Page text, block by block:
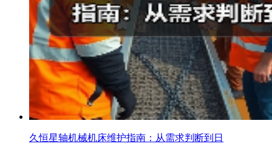
久恒星轴机械机床维护指南：从需求判断到日